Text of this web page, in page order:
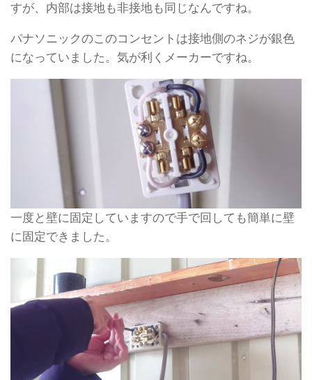
すが、内部は接地も非接地も同じなんですね。
パナソニックのこのコンセントは接地側のネジが銀色
になっていました。気が利くメーカーですね。
一度と壁に固定していますので手で回しても簡単に壁
に固定できました。